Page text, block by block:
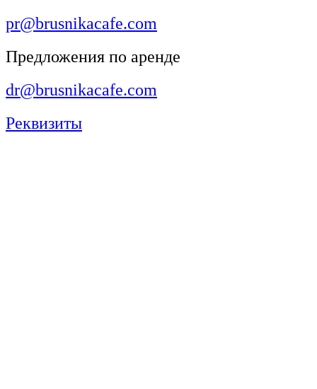
pr@brusnikacafe.com
Предложения по аренде
dr@brusnikacafe.com
Реквизиты